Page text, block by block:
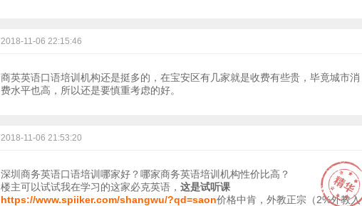
2018-11-06 22:15:46
商英英语口语培训机构还是挺多的，在宝安区有几家就是收费有些贵，毕竟城市消
费水平也高，所以还是要慎重考虑的好。
2018-11-06 21:53:20
深圳商务英语口语培训哪家好？哪家商务英语培训机构性价比高？
楼主可以试试我在学习的这家必克英语， 这是试听课
https://www.spiiker.com/shangwu/?qd=saon价格中肯，外教正宗（2%外教入